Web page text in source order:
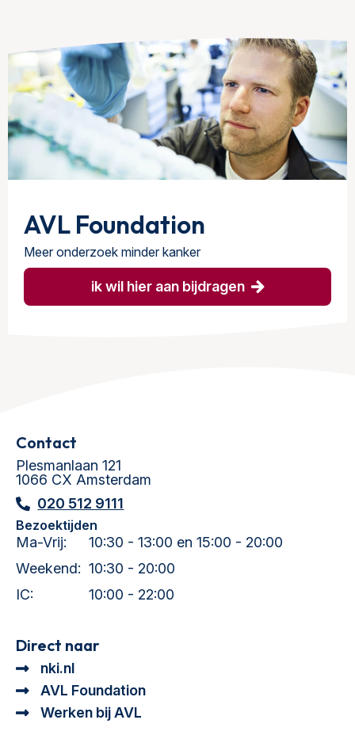
AVL Foundation
Meer onderzoek minder kanker
ik wil hier aan bijdragen
Contact
Plesmanlaan 121
1066 CX Amsterdam
020 512 9111
Bezoektijden
Ma-Vrij:
10:30 - 13:00 en 15:00 - 20:00
Weekend: 10:30 - 20:00
IC:
10:00 - 22:00
Direct naar
nki.nl
AVL Foundation
Werken bij AVL